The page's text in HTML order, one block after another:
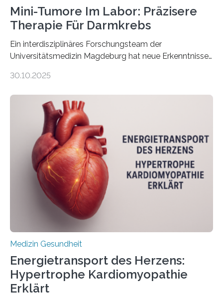
Mini-Tumore Im Labor: Präzisere
Therapie Für Darmkrebs
Ein interdisziplinäres Forschungsteam der
Universitätsmedizin Magdeburg hat neue Erkenntnisse
behandelt werden kann. In ihrer aktuellen Studie,
Oncology, zeigen die Forschenden, dass Mini-Tumore
aus Gewebe von Patientinnen und Patienten –
sogenannte Organoide – genutzt werden können, um
vorab zu prüfen, welche Medikamente am besten
wirken. Dabei wurde ein Eiweiß identifiziert, das künftig
als Biomarker für die Wahl der passenden Therapie
dienen könnte. Darmkrebs zählt weltweit zu den
häufigsten Krebsarten und stellt…
30.10.2025
Medizin Gesundheit
Energietransport des Herzens:
Hypertrophe Kardiomyopathie
Erklärt